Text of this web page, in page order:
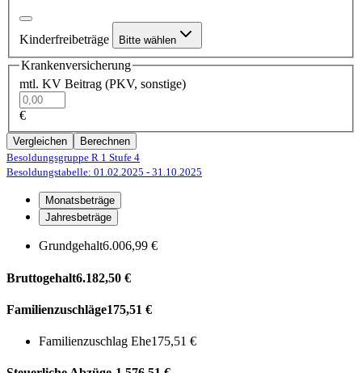
Kinderfreibeträge Bitte wählen
Krankenversicherung
mtl. KV Beitrag (PKV, sonstige)
€
Vergleichen
Berechnen
Besoldungsgruppe R 1 Stufe 4
Besoldungstabelle: 01.02.2025 - 31.10.2025
Monatsbeträge
Jahresbeträge
Grundgehalt6.006,99 €
Bruttogehalt6.182,50 €
Familienzuschläge175,51 €
Familienzuschlag Ehe175,51 €